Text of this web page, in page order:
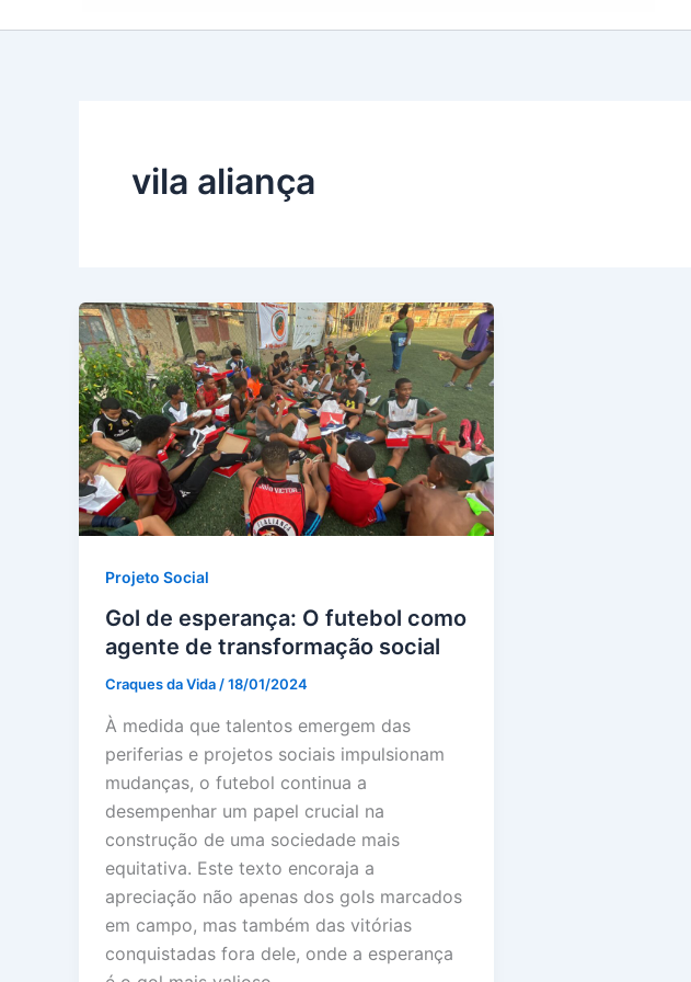
vila aliança
Projeto Social
Gol de esperança: O futebol como
agente de transformação social
Craques da Vida/18/01/2024
À medida que talentos emergem das
periferias e projetos sociais impulsionam
mudanças, o futebol continua a
desempenhar um papel crucial na
construção de uma sociedade mais
equitativa. Este texto encoraja a
apreciação não apenas dos gols marcados
em campo, mas também das vitórias
conquistadas fora dele, onde a esperança